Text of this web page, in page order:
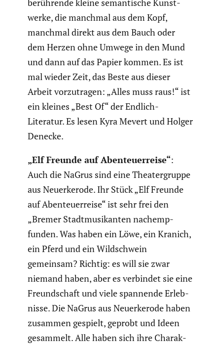
berüh­rende kleine seman­ti­sche Kunst­
werke, die manchmal aus dem Kopf,
manchmal direkt aus dem Bauch oder
dem Herzen ohne Umwege in den Mund
und dann auf das Papier kommen. Es ist
mal wieder Zeit, das Beste aus dieser
Arbeit vorzu­tragen: „Alles muss raus!“ ist
ein kleines „Best Of“ der Endlich-
Literatur. Es lesen Kyra Mevert und Holger
Denecke.
„Elf Freunde auf Abenteu­er­reise“:
Auch die NaGrus sind eine Theater­gruppe
aus Neuerke­rode. Ihr Stück „Elf Freunde
auf Abenteu­er­reise“ ist sehr frei den
„Bremer Stadt­mu­si­kanten nachemp­
funden. Was haben ein Löwe, ein Kranich,
ein Pferd und ein Wildschwein
gemeinsam? Richtig: es will sie zwar
niemand haben, aber es verbindet sie eine
Freund­schaft und viele spannende Erleb­
nisse. Die NaGrus aus Neuerke­rode haben
zusammen gespielt, geprobt und Ideen
gesammelt. Alle haben sich ihre Charak­